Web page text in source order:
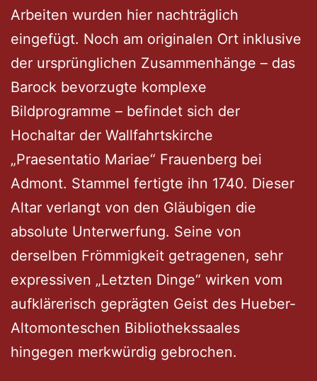
Arbeiten wurden hier nachträglich
eingefügt. Noch am originalen Ort inklusive
der ursprünglichen Zusammenhänge – das
Barock bevorzugte komplexe
Bildprogramme – befindet sich der
Hochaltar der Wallfahrtskirche
„Praesentatio Mariae“ Frauenberg bei
Admont. Stammel fertigte ihn 1740. Dieser
Altar verlangt von den Gläubigen die
absolute Unterwerfung. Seine von
derselben Frömmigkeit getragenen, sehr
expressiven „Letzten Dinge“ wirken vom
aufklärerisch geprägten Geist des Hueber-
Altomonteschen Bibliothekssaales
hingegen merkwürdig gebrochen.